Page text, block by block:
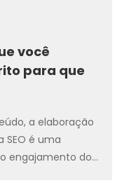
você
para que
a elaboração
é uma
engajamento do